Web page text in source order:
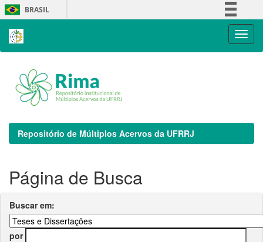
Skip
navigation
BRASIL
Repositório de Múltiplos Acervos da UFRRJ
Página de Busca
Buscar em:
por